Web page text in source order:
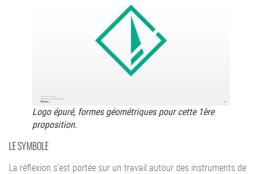
Logo épuré, formes géométriques pour cette 1ère
proposition.
LE SYMBOLE
La réflexion s’est portée sur un travail autour des instruments de